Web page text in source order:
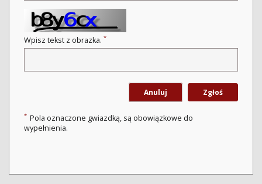
Wpisz tekst z obrazka. *
Anuluj Zgłoś
* Pola oznaczone gwiazdką, są obowiązkowe do
wypełnienia.